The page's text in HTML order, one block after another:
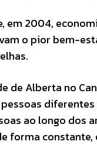
em 2004,
o pior bem-
de Alberta no
ao longo dos
forma